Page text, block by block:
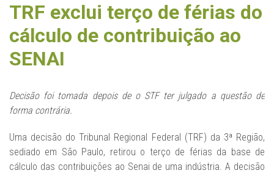
TRF exclui terço de férias do
cálculo de contribuição ao
SENAI
Decisão foi tomada depois de o STF ter julgado a questão de
forma contrária.
Uma decisão do Tribunal Regional Federal (TRF) da 3ª Região,
sediado em São Paulo, retirou o terço de férias da base de
cálculo das contribuições ao Senai de uma indústria. A decisão